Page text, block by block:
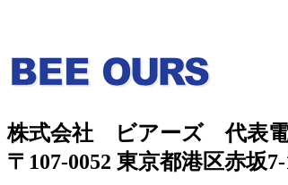
株式会社 ビアーズ 代表電
〒107-0052 東京都港区赤坂